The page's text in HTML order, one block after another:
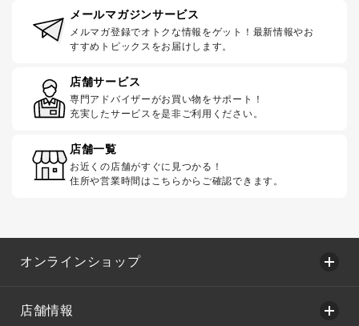
メールマガジンサービス
メルマガ登録でオトクな情報をゲット！最新情報やお
すすめトピックスをお届けします。
店舗サービス
専門アドバイザーがお買い物をサポート！
充実したサービスを是非ご利用ください。
店舗一覧
お近くの店舗がすぐに見つかる！
住所や営業時間はこちらからご確認できます。
オンラインショップ
店舗情報